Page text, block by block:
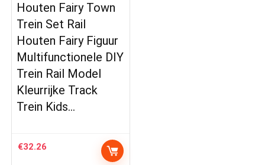
Houten Fairy Town
Trein Set Rail
Houten Fairy Figuur
Multifunctionele DIY
Trein Rail Model
Kleurrijke Track
Trein Kids…
€32.26